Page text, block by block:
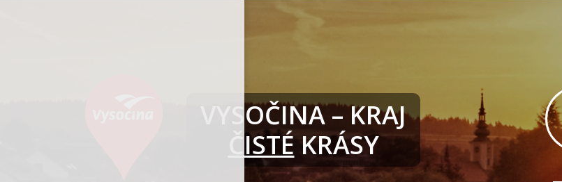
VYSOČINA – KRAJ
ČISTÉKRÁSY